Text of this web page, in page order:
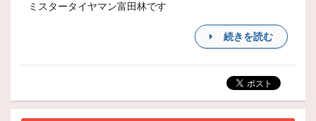
ミスタータイヤマン富田林です
続きを読む